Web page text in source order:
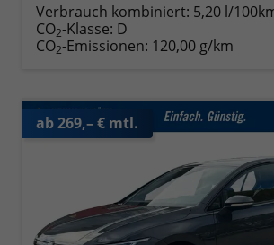
Verbrauch kombiniert: 5,20 l/
CO2-Klasse: D
CO2-Emissionen: 120,00 g/km
ab 269,– € mtl.